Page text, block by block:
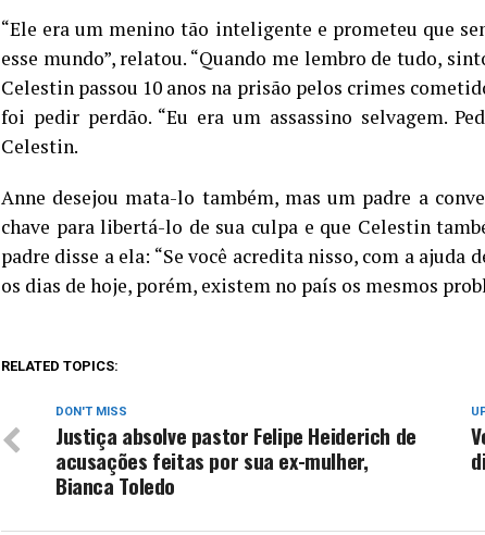
“Ele era um menino tão inteligente e prometeu que
esse mundo”, relatou. “Quando me lembro de tudo,
Celestin passou 10 anos na prisão pelos crimes
foi pedir perdão. “Eu era um assassino selvagem.
Celestin.
Anne desejou mata-lo também, mas um padre a
chave para libertá-lo de sua culpa e que Celestin
padre disse a ela: “Se você acredita nisso, com a ajuda
os dias de hoje, porém, existem no país os mesmos
RELATED TOPICS:
DON'T MISS
Justiça absolve pastor Felipe Heiderich de
acusações feitas por sua ex-mulher,
Bianca Toledo